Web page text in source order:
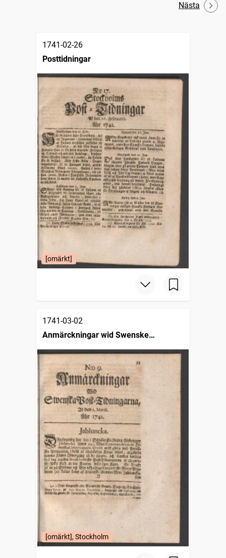
Nästa
1741-02-26
Posttidningar
[omärkt]
1741-03-02
Anmärckningar wid Swenske
posttidningarne
[omärkt], Stockholm